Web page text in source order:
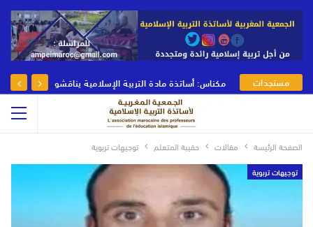
مستجدات
الجمعية
مكناس: أساتذة مادة التربية الإسلامية يناقشون رهانات وأدوار مادة التربية الإسلامية في يومها الوطني
الصفحة الرئيسة مقالات حقيبة المتعلم توجيهات تربوية
توجيهات تربوية